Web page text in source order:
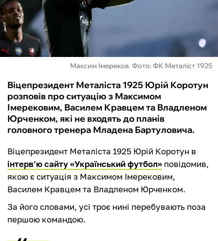
ІНШІ
БУКМЕКЕРИ
Максим Імереков. Фото: ФК Металіст 1925
Віцепрезидент Металіста 1925 Юрій Коротун
розповів про ситуацію з Максимом
Імерековим, Василем Кравцем та Владленом
Юрченком, які не входять до планів
головного тренера Младена Бартуловича.
Віцепрезидент Металіста 1925 Юрій Коротун в
інтерв’ю сайту «Український футбол» повідомив,
якою є ситуація з Максимом Імерековим,
Василем Кравцем та Владленом Юрченком.
За його словами, усі троє нині перебувають поза
першою командою.